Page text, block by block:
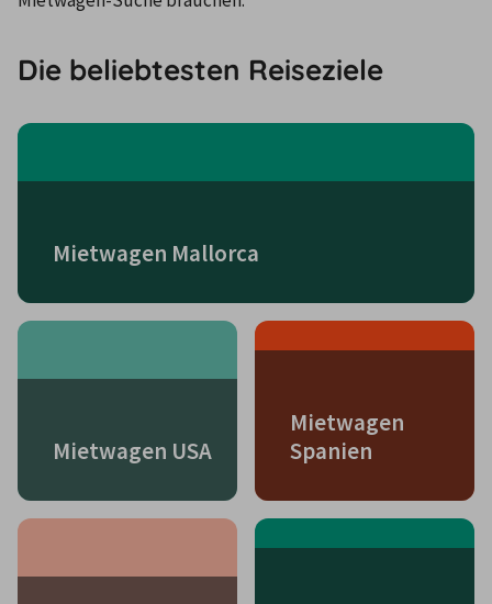
Die beliebtesten Reiseziele
Mietwagen Mallorca
Mietwagen USA
Mietwagen
Spanien